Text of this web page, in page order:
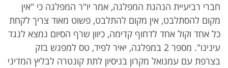
חברי רביעיית הנהגת המפלגה, אמר יו"ר המפלגה כי "אין
מקום להסתלבט, אין מקום להתלבט, פשוט מאוד צריך לקחת
כל אחד וקול אחד לדחוף קדימה, כיוון שרף הסיום נמצא לנגד
עינינו". מספר 2 במפלגה, יאיר לפיד, טס למפגש בזק
בצרפת עם עמנואל מקרון בניסיון לתת קונטרה לבליץ המדיני